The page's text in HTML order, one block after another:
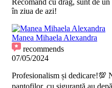
Recomand cu drag, sunt de
în ziua de azi!
Manea Mihaela Alexandra
recommends
07/05/2024
Profesionalism și dedicare!💯